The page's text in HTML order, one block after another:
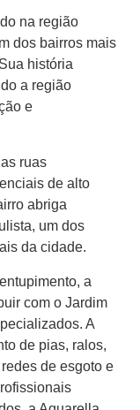
na região
dos bairros mais
história
a região
e
ruas
de alto
abriga
um dos
da cidade.
a
com o Jardim
A
de pias, ralos,
de esgoto e